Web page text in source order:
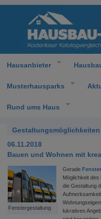
Hausanbieter
Musterhausparks
Rund ums Haus
06.11.2018
Bauen und Wohnen mit
Fenstergestaltung
Gerade Fenster
Möglichkeit
die Gestaltung
lukratives